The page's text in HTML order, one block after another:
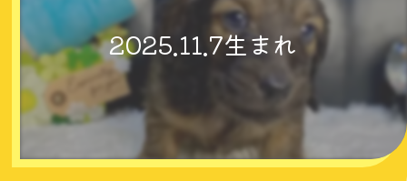
2025.11.7生まれ